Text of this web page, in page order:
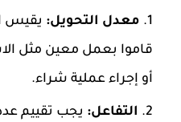
معدل التحويل: يقيس
قاموا بعمل معين مثل
أو إجراء عملية شراء.
التفاعل: يجب تقييم